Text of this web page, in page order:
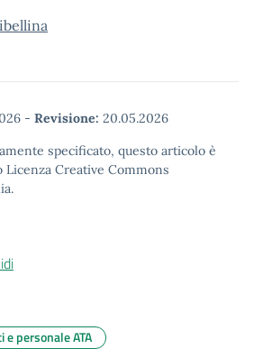
- Revisione: 20.05.2026
specificato, questo articolo è
Creative Commons
e personale ATA